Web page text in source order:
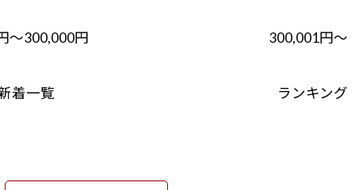
～300,000円 300,001円～
着一覧 ランキング